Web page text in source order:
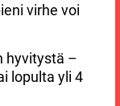
virhe voi
hyvitystä –
lopulta yli 4